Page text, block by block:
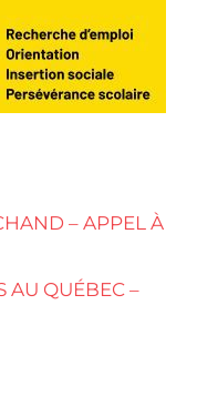
– APPEL À
AU QUÉBEC –